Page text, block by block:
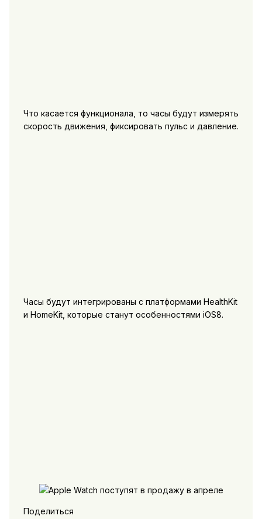
Что касается функционала, то часы будут измерять
скорость движения, фиксировать пульс и давление.
Часы будут интегрированы с платформами HealthKit
и HomeKit, которые станут особенностями iOS8.
Поделиться